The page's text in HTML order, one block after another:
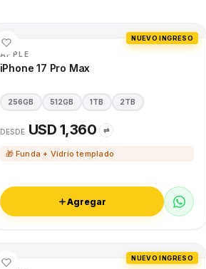
NUEVO INGRESO
APPLE
iPhone 17 Pro Max
256GB 512GB 1TB 2TB
DESDE USD 1,360 ⇄
🎁 Funda + Vidrio templado
Agregar
NUEVO INGRESO